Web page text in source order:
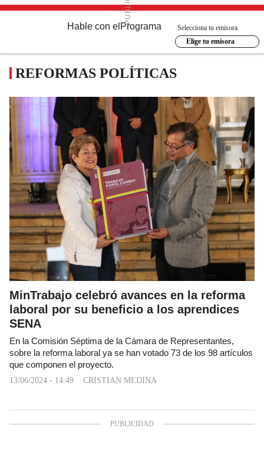
Hable con el Programa
Selecciona tu emisora
Elige tu emisora
REFORMAS POLÍTICAS
MinTrabajo celebró avances en la reforma
laboral por su beneficio a los aprendices
SENA
En la Comisión Séptima de la Cámara de Representantes,
sobre la reforma laboral ya se han votado 73 de los 98 artículos
que componen el proyecto.
13/06/2024 - 14:49 CRISTIAN MEDINA